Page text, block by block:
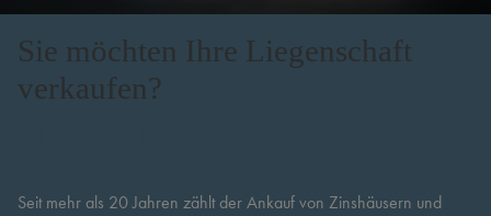
Unmute
Sie möchten Ihre Liegenschaft
verkaufen?
Seit mehr als 20 Jahren zählt der Ankauf von Zinshäusern und